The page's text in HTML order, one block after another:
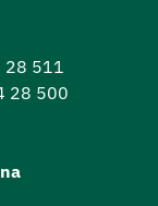
28 511
28 500